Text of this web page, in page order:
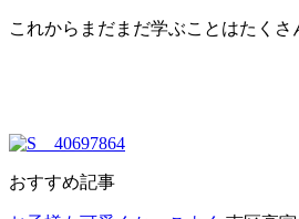
これからまだまだ学ぶことはたく
おすすめ記事